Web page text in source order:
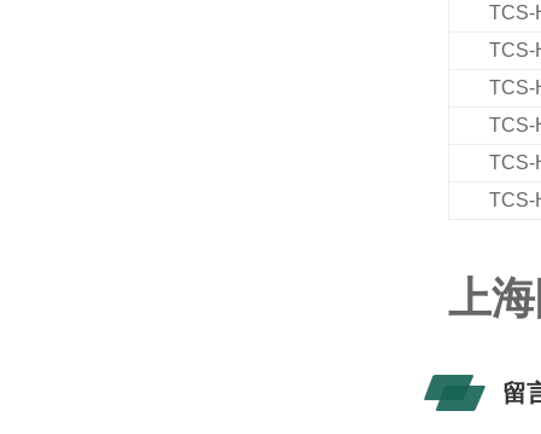
TCS-
TCS-
TCS-
TCS-
TCS-
TCS-
上
留